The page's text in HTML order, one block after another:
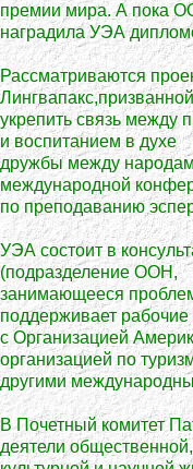
премии мира. А пока
наградила УЭА
Рассматриваются
Лингвапакс,призванной
укрепить связь между
и воспитанием в духе
дружбы между
международной
по преподаванию
УЭА состоит в
(подразделение ООН,
занимающееся
поддерживает рабочие
с Организацией
организацией по
другими
В Почетный комитет
деятели общественной,